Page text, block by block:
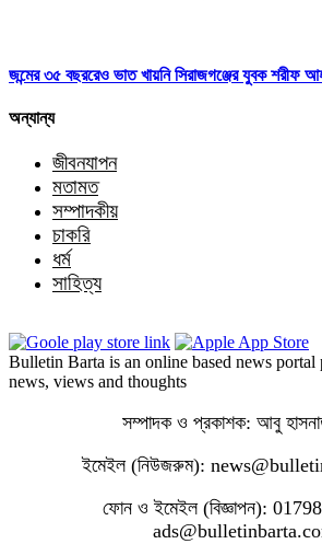
জন্মের ৩৫ বছররেও ভাত খায়নি সিরাজগঞ্জের যুবক শরীফ
অন্যান্য
জীবনযাপন
মতামত
সম্পাদকীয়
চাকরি
ধর্ম
সাহিত্য
Bulletin Barta is an online based news
news, views and thoughts
সম্পাদক ও প্রকাশক: আবু
ইমেইল (নিউজরুম):
ফোন ও ইমেইল (বিজ্ঞাপন):